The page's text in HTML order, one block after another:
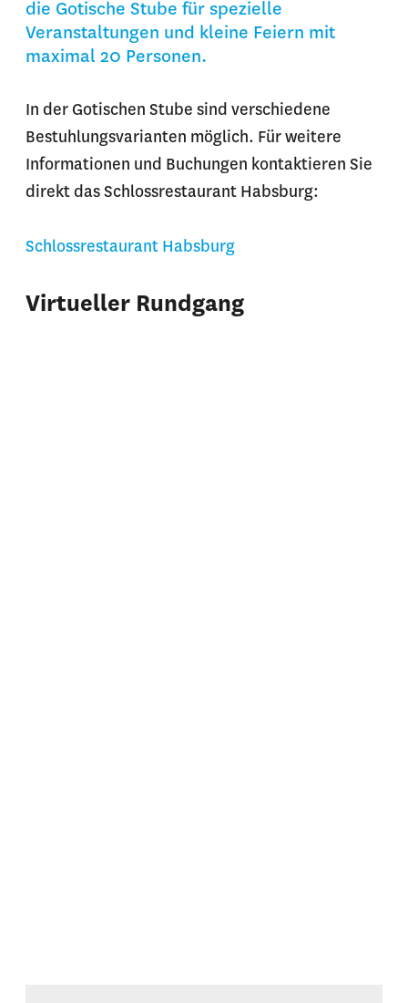
die Gotische Stube für spezielle
Veranstaltungen und kleine Feiern mit
maximal 20 Personen.
In der Gotischen Stube sind verschiedene
Bestuhlungsvarianten möglich. Für weitere
Informationen und Buchungen kontaktieren Sie
direkt das Schlossrestaurant Habsburg:
Schlossrestaurant Habsburg
Virtueller Rundgang